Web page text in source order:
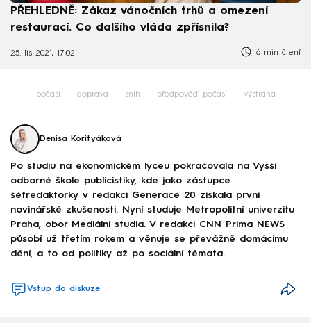
PŘEHLEDNĚ: Zákaz vánočních trhů a omezení
restaurací. Co dalšího vláda zpřísnila?
25. lis 2021, 17:02 6 min čtení
počasí doprava sníh předpověď počasí výstraha
Denisa Korityáková
Po studiu na ekonomickém lyceu pokračovala na Vyšší
odborné škole publicistiky, kde jako zástupce
šéfredaktorky v redakci Generace 20 získala první
novinářské zkušenosti. Nyní studuje Metropolitní univerzitu
Praha, obor Mediální studia. V redakci CNN Prima NEWS
působí už třetím rokem a věnuje se převážně domácímu
dění, a to od politiky až po sociální témata.
Vstup do diskuze